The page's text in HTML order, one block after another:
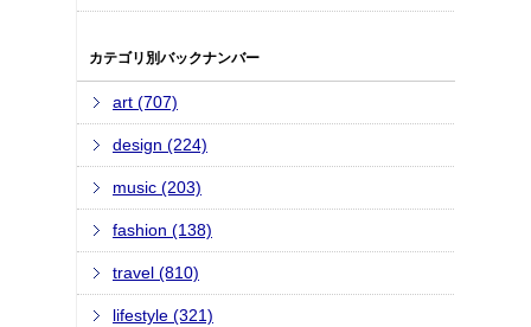
カテゴリ別バックナンバー
art (707)
design (224)
music (203)
fashion (138)
travel (810)
lifestyle (321)